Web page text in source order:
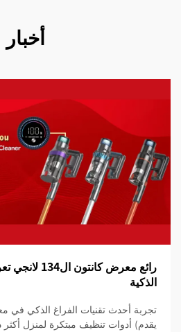
أخبار
رائع معرض
الذكية
يقدم) أدوات تنظيف مبتكرة لمنزل أكثر